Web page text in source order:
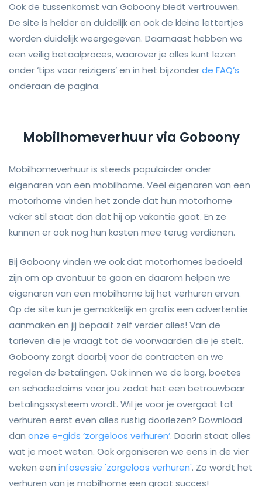
Ook de tussenkomst van Goboony biedt vertrouwen.
De site is helder en duidelijk en ook de kleine lettertjes
worden duidelijk weergegeven. Daarnaast hebben we
een veilig betaalproces, waarover je alles kunt lezen
onder ‘tips voor reizigers’ en in het bijzonderde FAQ’s
onderaan de pagina.
Mobilhomeverhuur via Goboony
Mobilhomeverhuur is steeds populairder onder
eigenaren van een mobilhome. Veel eigenaren van een
motorhome vinden het zonde dat hun motorhome
vaker stil staat dan dat hij op vakantie gaat. En ze
kunnen er ook nog hun kosten mee terug verdienen.
Bij Goboony vinden we ook dat motorhomes bedoeld
zijn om op avontuur te gaan en daarom helpen we
eigenaren van een mobilhome bij het verhuren ervan.
Op de site kun je gemakkelijk en gratis een advertentie
aanmaken en jij bepaalt zelf verder alles! Van de
tarieven die je vraagt tot de voorwaarden die je stelt.
Goboony zorgt daarbij voor de contracten en we
regelen de betalingen. Ook innen we de borg, boetes
en schadeclaims voor jou zodat het een betrouwbaar
betalingssysteem wordt. Wil je voor je overgaat tot
verhuren eerst even alles rustig doorlezen? Download
dan onze e-gids ‘zorgeloos verhuren’. Daarin staat alles
wat je moet weten. Ook organiseren we eens in de vier
weken een infosessie 'zorgeloos verhuren'. Zo wordt het
verhuren van je mobilhome een groot succes!